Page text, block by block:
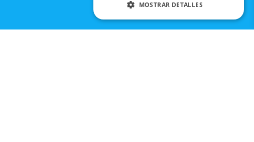
MOSTRAR DETALLES